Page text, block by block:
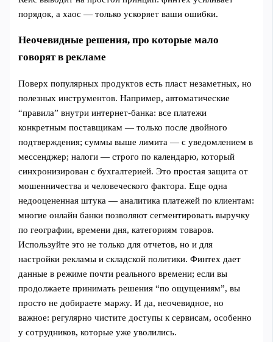
порядок, а хаос — только ускоряет ваши ошибки.
Неочевидные решения, про которые мало
говорят в рекламе
Поверх популярных продуктов есть пласт незаметных, но
полезных инструментов. Например, автоматические
“правила” внутри интернет-банка: все платежи
конкретным поставщикам — только после двойного
подтверждения; суммы выше лимита — с уведомлением в
мессенджер; налоги — строго по календарю, который
синхронизирован с бухгалтерией. Это простая защита от
мошенничества и человеческого фактора. Еще одна
недооцененная штука — аналитика платежей по клиентам:
многие онлайн банки позволяют сегментировать выручку
по географии, времени дня, категориям товаров.
Используйте это не только для отчетов, но и для
настройки рекламы и складской политики. Финтех дает
данные в режиме почти реального времени; если вы
продолжаете принимать решения “по ощущениям”, вы
просто не добираете маржу. И да, неочевидное, но
важное: регулярно чистите доступы к сервисам, особенно
у сотрудников, которые уже уволились.